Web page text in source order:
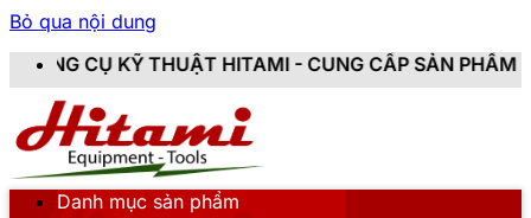
Bỏ qua nội dung
HITAMI - CUNG CẤP SẢN PHẨM CHÍNH HÃNG,
Danh mục sản phẩm